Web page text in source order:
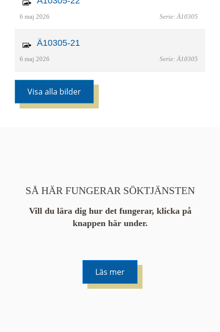
6 maj 2026 Serie: Ä10305
Ä10305-21
6 maj 2026 Serie: Ä10305
Visa alla bilder
SÅ HÄR FUNGERAR SÖKTJÄNSTEN
Vill du lära dig hur det fungerar, klicka på
knappen här under.
Läs mer